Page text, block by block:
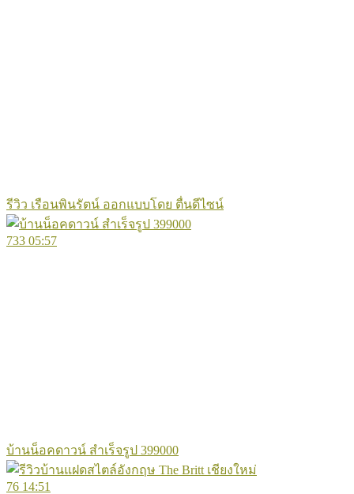
รีวิว เรือนพินรัตน์ ออกแบบโดย ตื่นดีไซน์
733 05:57
บ้านน็อคดาวน์​ สำเร็จรูป​ 399000
76 14:51